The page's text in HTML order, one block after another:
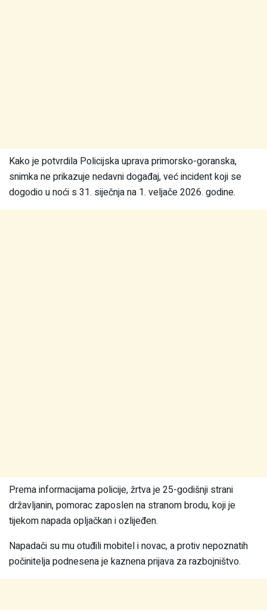
Kako je potvrdila Policijska uprava primorsko-goranska,
snimka ne prikazuje nedavni događaj, već incident koji se
dogodio u noći s 31. siječnja na 1. veljače 2026. godine.
Prema informacijama policije, žrtva je 25-godišnji strani
državljanin, pomorac zaposlen na stranom brodu, koji je
tijekom napada opljačkan i ozlijeđen.
Napadači su mu otuđili mobitel i novac, a protiv nepoznatih
počinitelja podnesena je kaznena prijava za razbojništvo.